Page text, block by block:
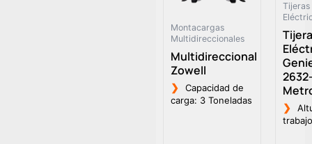
Montacargas
Multidireccionales
Multidireccional
Zowell
❯
Capacidad de
carga: 3 Toneladas
Tijeras
Tijera
❯